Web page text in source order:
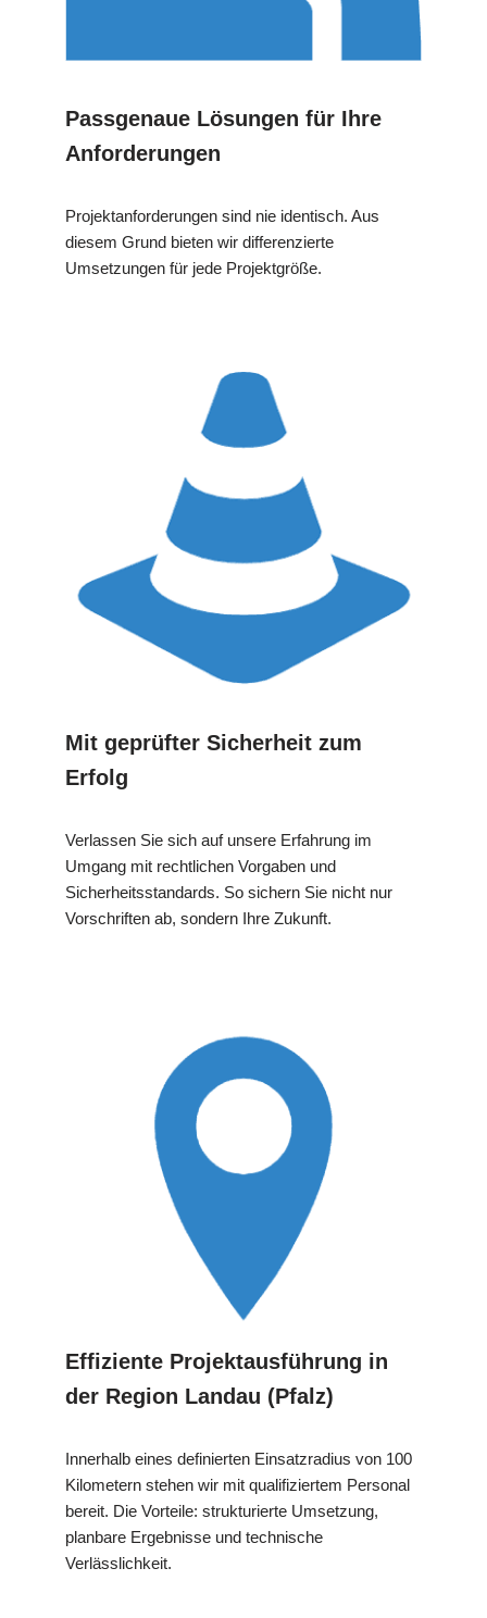
Passgenaue Lösungen für Ihre
Anforderungen
Projektanforderungen sind nie identisch. Aus
diesem Grund bieten wir differenzierte
Umsetzungen für jede Projektgröße.
Mit geprüfter Sicherheit zum
Erfolg
Verlassen Sie sich auf unsere Erfahrung im
Umgang mit rechtlichen Vorgaben und
Sicherheitsstandards. So sichern Sie nicht nur
Vorschriften ab, sondern Ihre Zukunft.
Effiziente Projektausführung in
der Region Landau (Pfalz)
Innerhalb eines definierten Einsatzradius von 100
Kilometern stehen wir mit qualifiziertem Personal
bereit. Die Vorteile: strukturierte Umsetzung,
planbare Ergebnisse und technische
Verlässlichkeit.